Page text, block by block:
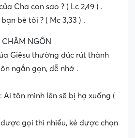
Cha con sao ? ( Lc 2,49 ) .
bè tôi ? ( Mc 3,33 ) .
NGÔN
Giêsu thường đúc rút thành
ngắn gọn, dễ nhớ .
Ai tôn mình lên sẽ bị hạ xuống (
được gọi thì nhiều, kẻ được chọn